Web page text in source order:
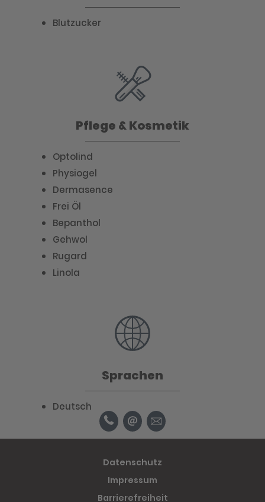
Blutzucker
Pflege & Kosmetik
Optolind
Physiogel
Dermasence
Frei Öl
Bepanthol
Gehwol
Rugard
Linola
Sprachen
Deutsch
Datenschutz
Impressum
Barrierefreiheit